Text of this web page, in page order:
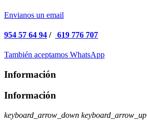
Envianos un email
954 57 64 94 / 619 776 707
También aceptamos WhatsApp
Información
Información
keyboard_arrow_down keyboard_arrow_up